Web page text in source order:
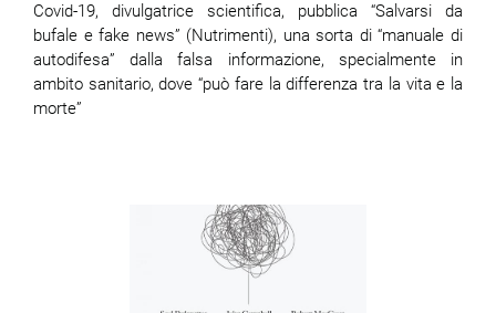
Covid-19, divulgatrice scientifica, pubblica “Salvarsi da
bufale e fake news” (Nutrimenti), una sorta di “manuale di
autodifesa” dalla falsa informazione, specialmente in
ambito sanitario, dove “può fare la differenza tra la vita e la
morte”